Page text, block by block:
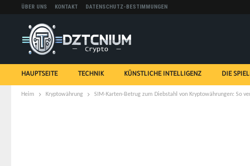
ÜBER UNS KONTAKT DATENSCHUTZ-BESTIMMUNGEN
HAUPTSEITE TECHNIK KÜNSTLICHE INTELLIGENZ DIE
Heim Kryptowährung SIM-Karten-Betrug zum Diebstahl von Kryptowährungen: So